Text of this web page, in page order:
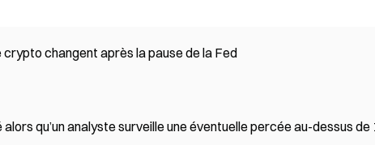
changent après la pause de la Fed
qu’un analyste surveille une éventuelle percée au-dessus de